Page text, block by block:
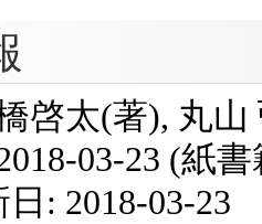
啓太(著), 丸山
03-23 (紙書
: 2018-03-23